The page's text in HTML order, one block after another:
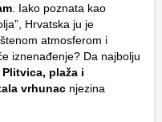
. Iako poznata kao
Hrvatska ju je
atmosferom i
iznenađenje? Da najbolju
Plitvica, plaža i
vrhunac njezina